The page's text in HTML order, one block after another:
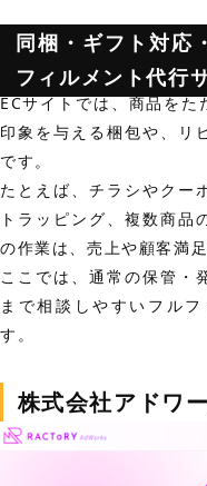
同梱・ギフト対応
フィルメント代行
ECサイトでは、商品を
印象を与える梱包や、リ
です。
たとえば、チラシやクー
トラッピング、複数商品
の作業は、売上や顧客満
ここでは、通常の保管・
まで相談しやすいフル
す。
株式会社アドワ